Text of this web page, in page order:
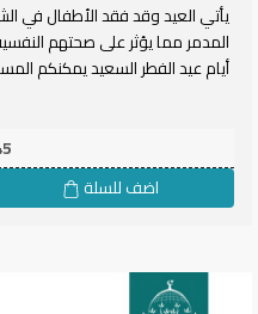
يأتي العيد وقد فقد الأطفال في
المدمر مما يؤثر على صحتهم
أيام عيد الفطر السعيد يمكنكم
اضف للسلة